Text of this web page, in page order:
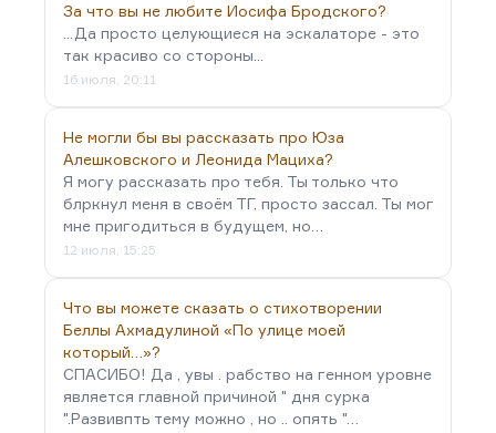
За что вы не любите Иосифа Бродского?
...Да просто целующиеся на эскалаторе - это
так красиво со стороны...
16 июля, 20:11
Не могли бы вы рассказать про Юза
Алешковского и Леонида Мациха?
Я могу рассказать про тебя. Ты только что
блркнул меня в своём ТГ, просто зассал. Ты мог
мне пригодиться в будущем, но…
12 июля, 15:25
Что вы можете сказать о стихотворении
Беллы Ахмадулиной «По улице моей
который…»?
СПАСИБО! Да , увы . рабство на генном уровне
является главной причиной " дня сурка
".Развивпть тему можно , но .. опять "…